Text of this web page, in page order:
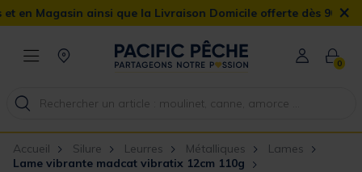
ainsi que la Livraison Domicile offerte dès 90€ ×
0
Accueil Silure Leurres Métalliques
Lames
Lame vibrante madcat vibratix 12cm 110g